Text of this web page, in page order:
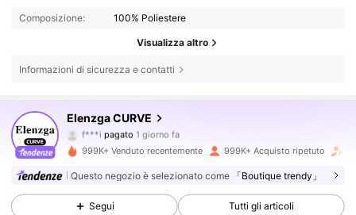
Composizione: 100% Poliestere
Visualizza altro
Informazioni di sicurezza e contatti
Elenzga CURVE
4.73
651K Follower
f***ipagato
v***i segue10 minuti fa
999K+ Venduto recentemente 999K+ Acquisto ripetuto
Questo negozio è selezionato come 「Boutique trendy」
Segui Tutti gli articoli